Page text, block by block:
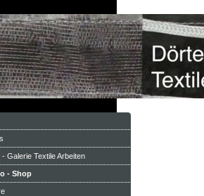
- Galerie Textile Arbeiten
- Shop